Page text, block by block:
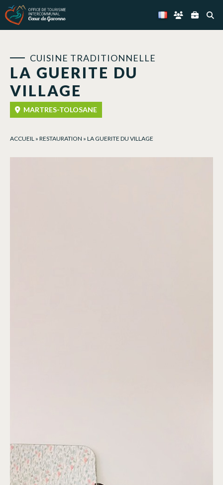
LA GUERITE DU
VILLAGE
CUISINE TRADITIONNELLE
MARTRES-TOLOSANE
ACCUEIL » RESTAURATION » LA GUERITE DU VILLAGE
Panneau de gestion des cookies